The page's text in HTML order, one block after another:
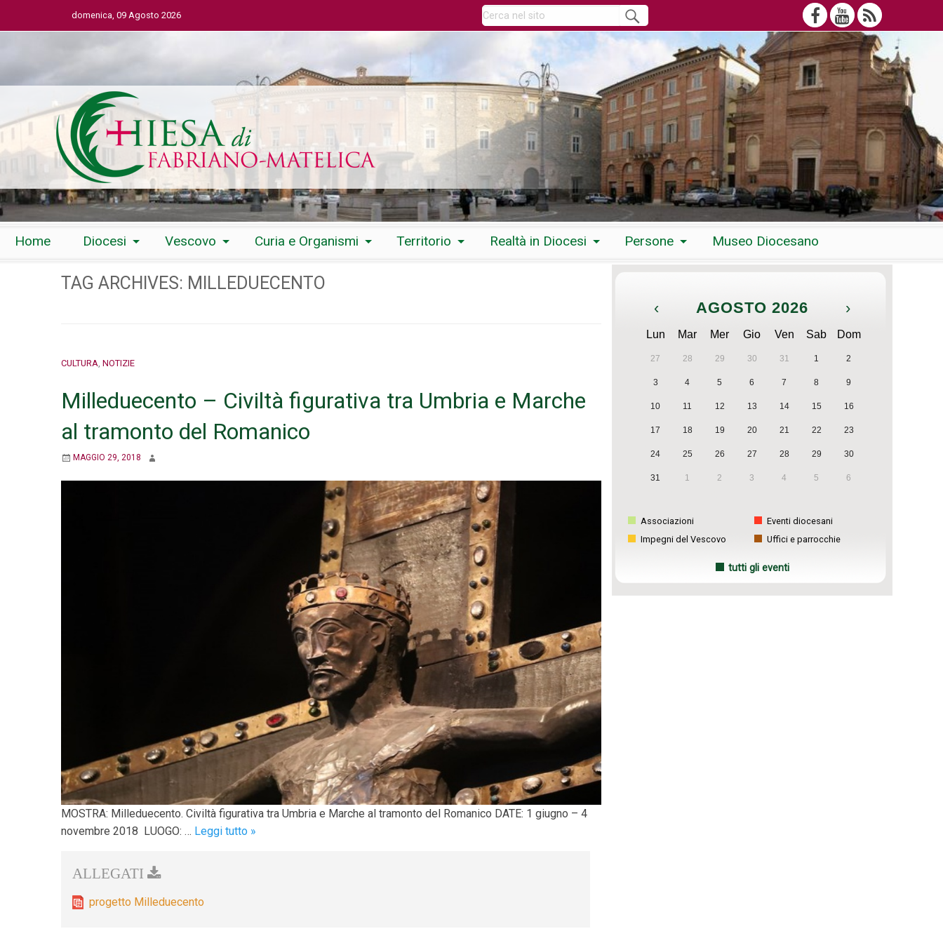
domenica, 09 Agosto 2026
Home Diocesi Vescovo Curia e Organismi Territorio Realtà in Diocesi Persone Museo Diocesano
TAG ARCHIVES: MILLEDUECENTO
CULTURA NOTIZIE
Milleduecento – Civiltà figurativa tra Umbria e Marche
al tramonto del Romanico
MAGGIO 29, 2018
MOSTRA: Milleduecento. Civiltà figurativa tra Umbria e Marche al tramonto del Romanico DATE: 1 giugno – 4
novembre 2018 LUOGO: … Leggi tutto Milleduecento
»
progetto Milleduecento
‹ AGOSTO 2026 ›
Lun Mar Mer Gio Ven Sab Dom
27 28 29 30 31 1 2
3 4 5 6 7 8 9
10 11 12 13 14 15 16
17 18 19 20 21 22 23
24 25 26 27 28 29 30
31 1 2 3 4 5 6
Associazioni
Eventi diocesani
Impegni del Vescovo
Uffici e parrocchie
tutti gli eventi